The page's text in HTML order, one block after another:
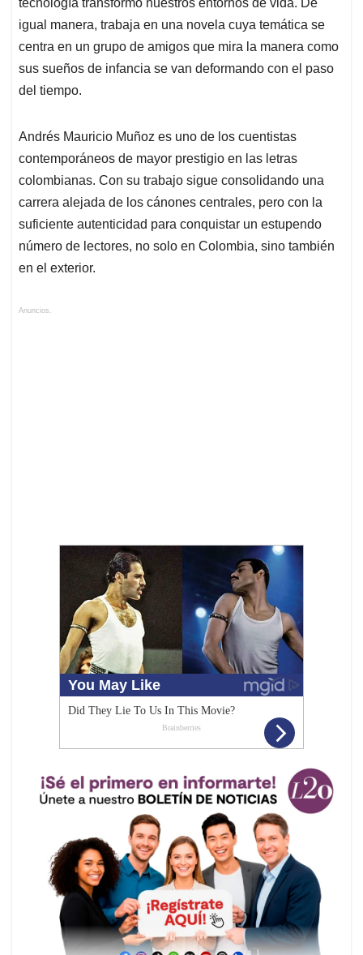
tecnología transformó nuestros entornos de vida. De
igual manera, trabaja en una novela cuya temática se
centra en un grupo de amigos que mira la manera como
sus sueños de infancia se van deformando con el paso
del tiempo.
Andrés Mauricio Muñoz es uno de los cuentistas
contemporáneos de mayor prestigio en las letras
colombianas. Con su trabajo sigue consolidando una
carrera alejada de los cánones centrales, pero con la
suficiente autenticidad para conquistar un estupendo
número de lectores, no solo en Colombia, sino también
en el exterior.
Anuncios.